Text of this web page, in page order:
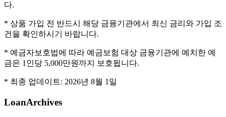
다.
* 상품 가입 전 반드시 해당 금융기관에서 최신 금리와 가입 조
건을 확인하시기 바랍니다.
* 예금자보호법에 따라 예금보험 대상 금융기관에 예치한 예
금은 1인당 5,000만원까지 보호됩니다.
* 최종 업데이트: 2026년 8월 1일
LoanArchives